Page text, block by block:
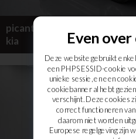
picanto GT
kia
Even
Deze website gebruikt
een PHPSESSID-cookie
unieke sessie, en een
cookiebanner al hebt
verschijnt. Deze cookies
correct functioneren
daarom niet worden
Europese regelgeving zijn